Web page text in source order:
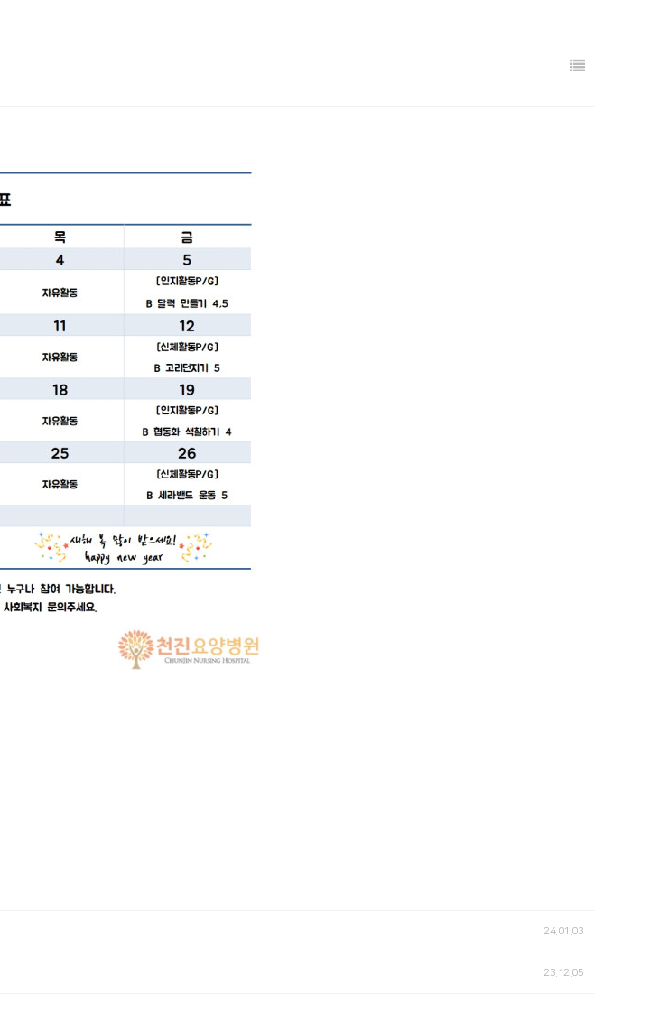
24.01.03
23.12.05